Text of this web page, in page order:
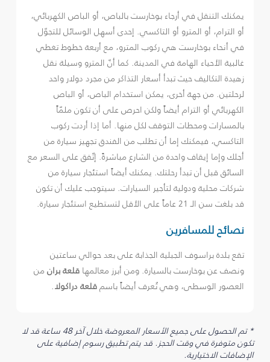
يمكنك التنقل في أرجاء بوخارست بالباص، أو الباص الكهربائي،
أو الترام، أو المترو أو التاكسي. إحدى أسهل الوسائل للتجوّل
في أنحاء بوخارست هي ركوب المترو، مع أربعة خطوط تغطي
غالبية الأحياء الهامة في المدينة. كما أنّ المترو وسيلة نقل
زهيدة التكاليف حيث تبدأ أسعار التذاكر من مجرد دولار واحد
لرحلتين. من جهة أخرى، يمكن استخدام الباص، أو الباص
الكهربائي أو الترام أيضاً ولكن احرص على أن تكون ملمّاً
بالمسارات ومحطات التوقف لكل منها. أما إذا أردت ركوب
التاكسي، فيمكنك إما أن تطلب من الفندق تجهيز سيارة من
أجلك وإما إيقاف واحدة من الشارع مباشرةً. إتّفق على السعر مع
السائق قبل أن تبدأ رحلتك. يمكنك أيضاً استئجار سيارة من
شركات محلية ودولية لتأجير السيارات. سيتوجب عليك أن تكون
قد بلغت سن الـ 21 عاماً على الأقل لتستطيع استئجار سيارة.
نصائح للمسافرين
تقع بلدة براسوف الجبلية الجذابة على بعد حوالي ساعتين
ونصف عن بوخارست بالسيارة. ومن أبرز معالمها قلعة برانمن
العصور الوسطى، وهي تُعرف أيضاً باسمقلعة دراكولا.
* تم الحصول على جميع الأسعار المعروضة خلال آخر 48 ساعة قد لا
تكون متوفرة في وقت الحجز. قد يتم تطبيق رسوم إضافية على
الإضافات الاختيارية.